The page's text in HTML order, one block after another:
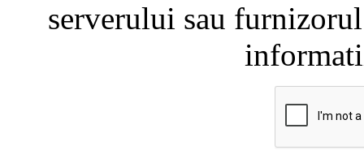
serverului sau